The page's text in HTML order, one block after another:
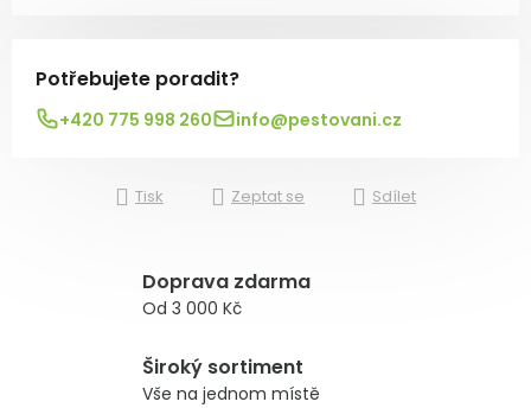
Potřebujete poradit?
+420 775 998 260 info@pestovani.cz
Tisk Zeptat se Sdílet
Doprava zdarma
Od 3 000 Kč
Široký sortiment
Vše na jednom místě